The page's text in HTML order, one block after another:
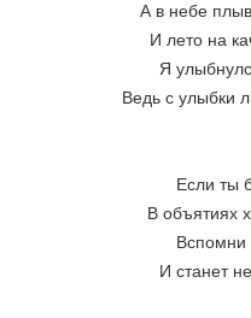
А в небе
И лето на
Я
Ведь с улыбки
Если ты
В объятиях
Вспомни
И станет